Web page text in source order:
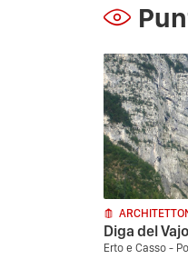
Diga del
Erto e Casso -